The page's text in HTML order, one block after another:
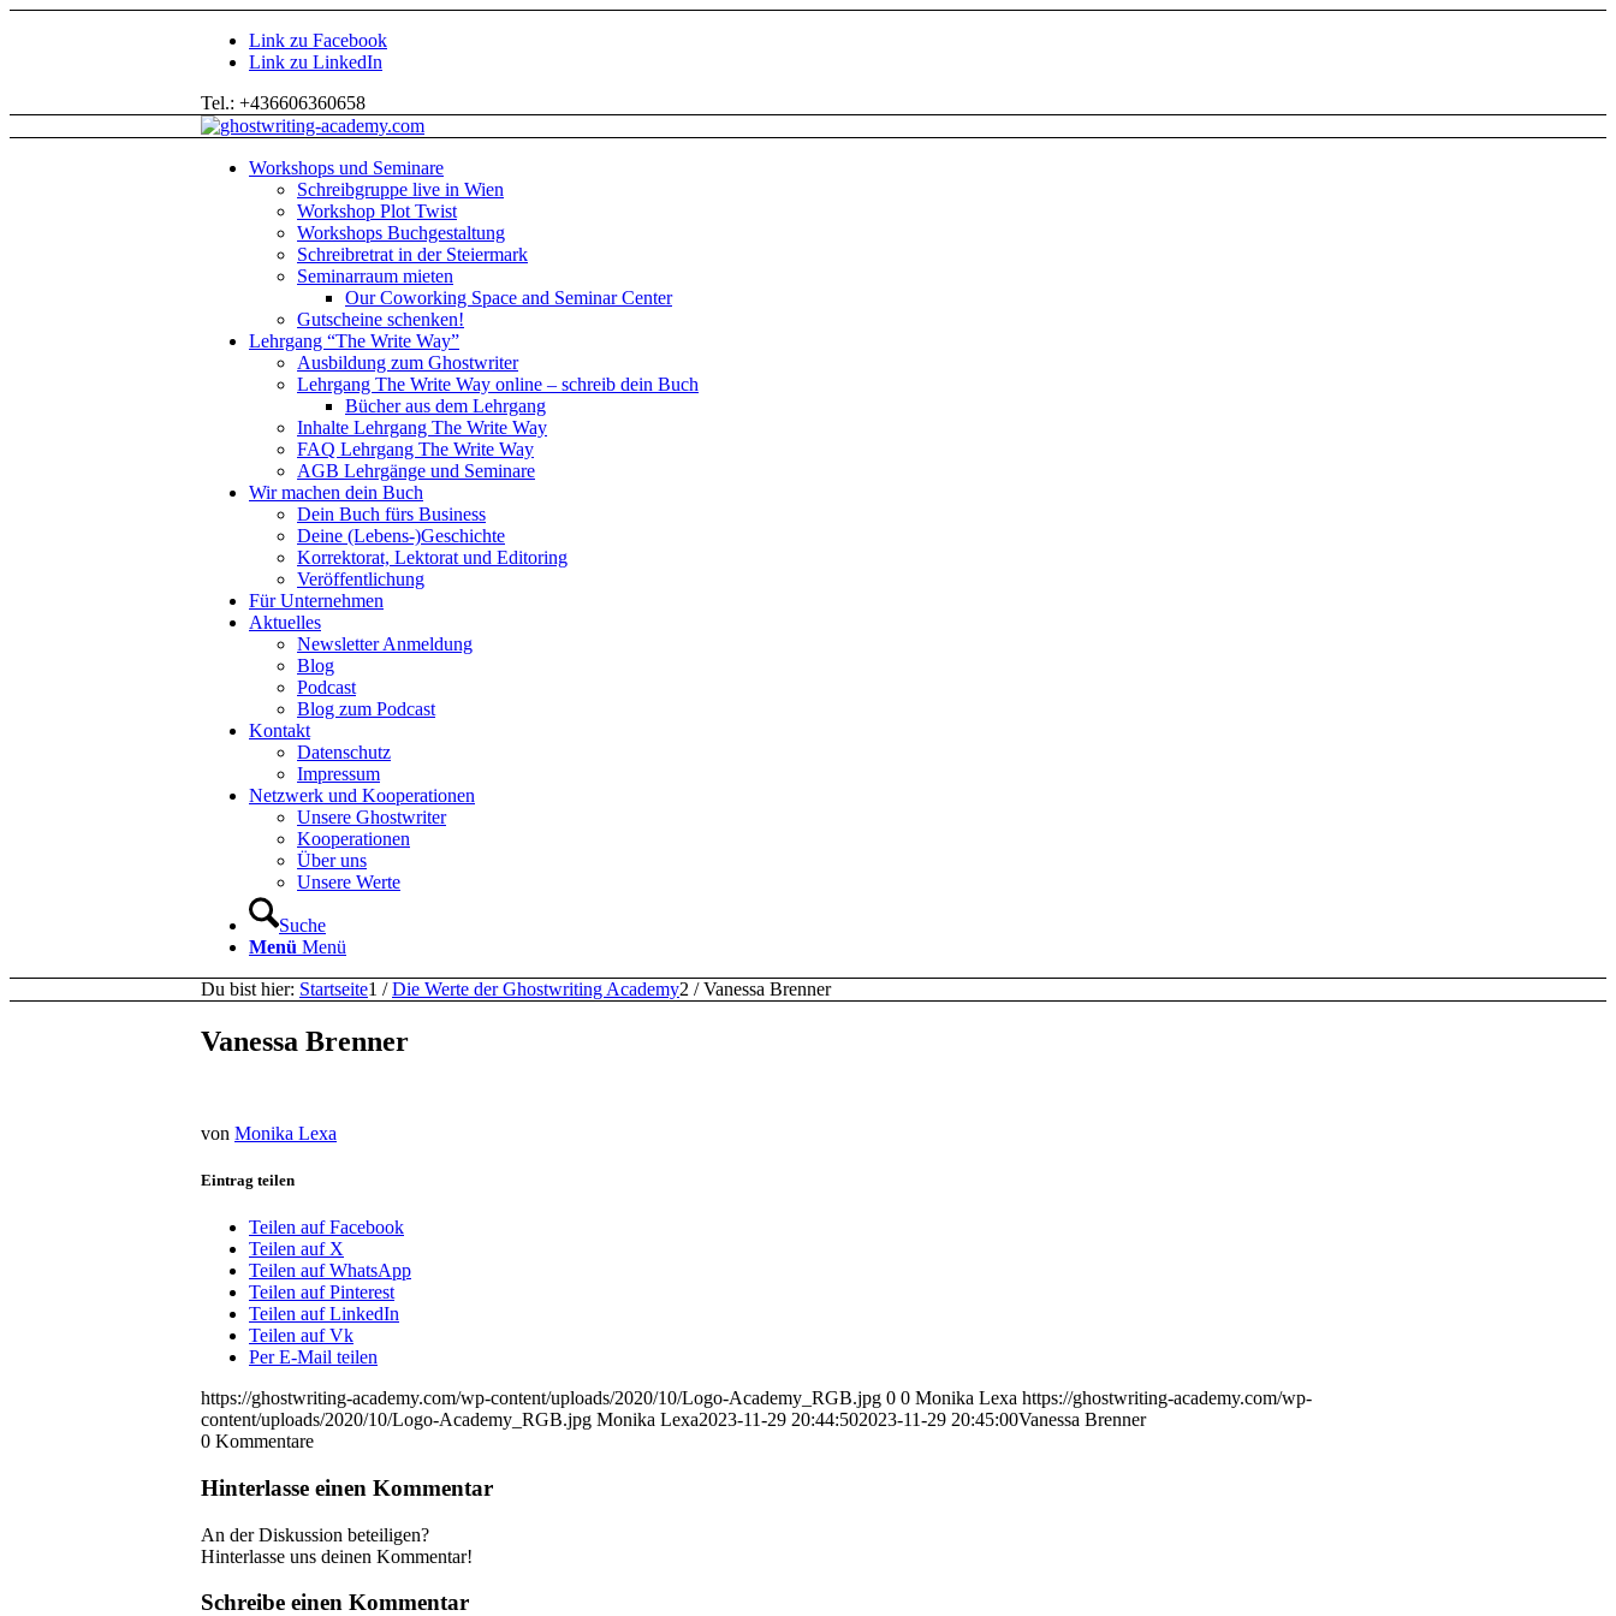
Link zu Facebook
Link zu LinkedIn
Tel.: +436606360658
Workshops und Seminare
Schreibgruppe live in Wien
Workshop Plot Twist
Workshops Buchgestaltung
Schreibretrat in der Steiermark
Seminarraum mieten
Our Coworking Space and Seminar Center
Gutscheine schenken!
Lehrgang “The Write Way”
Ausbildung zum Ghostwriter
Lehrgang The Write Way online – schreib dein Buch
Bücher aus dem Lehrgang
Inhalte Lehrgang The Write Way
FAQ Lehrgang The Write Way
AGB Lehrgänge und Seminare
Wir machen dein Buch
Dein Buch fürs Business
Deine (Lebens-)Geschichte
Korrektorat, Lektorat und Editoring
Veröffentlichung
Für Unternehmen
Aktuelles
Newsletter Anmeldung
Blog
Podcast
Blog zum Podcast
Kontakt
Datenschutz
Impressum
Netzwerk und Kooperationen
Unsere Ghostwriter
Kooperationen
Über uns
Unsere Werte
Suche
Menü Menü
Du bist hier: Startseite1 / Die Werte der Ghostwriting Academy2 / Vanessa Brenner
Vanessa Brenner
von Monika Lexa
Eintrag teilen
Teilen auf Facebook
Teilen auf X
Teilen auf WhatsApp
Teilen auf Pinterest
Teilen auf LinkedIn
Teilen auf Vk
Per E-Mail teilen
https://ghostwriting-academy.com/wp-content/uploads/2020/10/Logo-Academy_RGB.jpg 0 0 Monika Lexa https://ghostwriting-academy.com/wp-
content/uploads/2020/10/Logo-Academy_RGB.jpg Monika Lexa2023-11-29 20:44:502023-11-29 20:45:00Vanessa Brenner
0 Kommentare
Hinterlasse einen Kommentar
An der Diskussion beteiligen?
Hinterlasse uns deinen Kommentar!
Schreibe einen Kommentar